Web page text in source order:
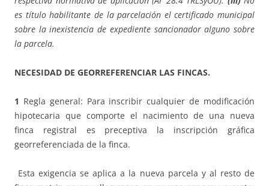
es título habilitante de la parcelación el certificado municipal
sobre la inexistencia de expediente sancionador alguno sobre
la parcela.
NECESIDAD DE GEORREFERENCIAR LAS FINCAS.
1 Regla general: Para inscribir cualquier de modificación
hipotecaria que comporte el nacimiento de una nueva
finca registral es preceptiva la inscripción gráfica
georreferenciada de la finca.
Esta exigencia se aplica a la nueva parcela y al resto de